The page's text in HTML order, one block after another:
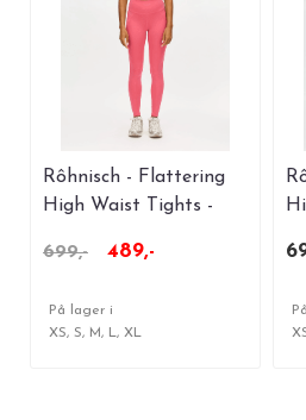
Rôhnisch - Flattering
High Waist Tights -
699,-
489,-
På lager i
XS, S, M, L, XL